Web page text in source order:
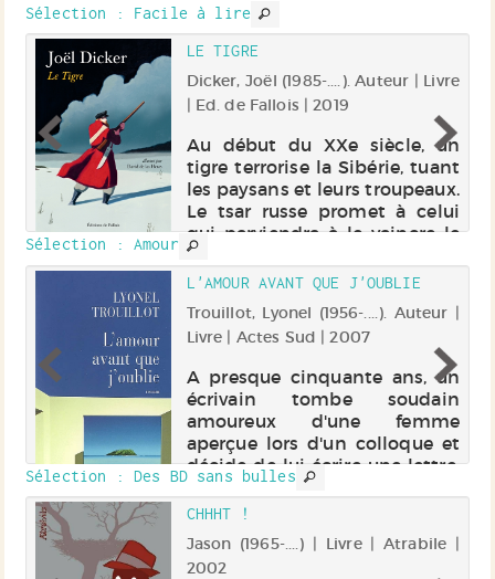
Sélection : Facile à lire
LE TIGRE
Dicker, Joël (1985-....). Auteur | Livre
| Ed. de Fallois | 2019
Au début du XXe siècle, un
tigre terrorise la Sibérie, tuant
les paysans et leurs troupeaux.
Le tsar russe promet à celui
qui parviendra à le vaincre le
poids de l'animal en pièces
d'or. L'appât du gain attire les
Sélection : Amour
L'AMOUR AVANT QUE J'OUBLIE
Trouillot, Lyonel (1956-....). Auteur |
Livre | Actes Sud | 2007
A presque cinquante ans, un
écrivain tombe soudain
amoureux d'une femme
aperçue lors d'un colloque et
décide de lui écrire une lettre.
Mais, ne trouvant pas de mots
pour décrire ses sentiments, il
lui raconte sa jeunesse en
compag...
Sélection : Des BD sans bulles
CHHHT !
Jason (1965-....) | Livre | Atrabile |
2002